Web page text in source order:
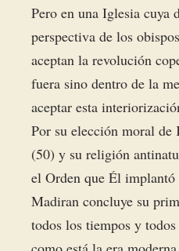
Pero en una Iglesia cuya
perspectiva de los
aceptan la revolución
fuera sino dentro de la
aceptar esta
Por su elección moral de
(50) y su religión
el Orden que Él
Madiran concluye su
todos los tiempos y